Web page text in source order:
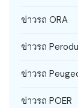
ข่าวรถ ORA
ข่าวรถ
ข่าวรถ
ข่าวรถ POER